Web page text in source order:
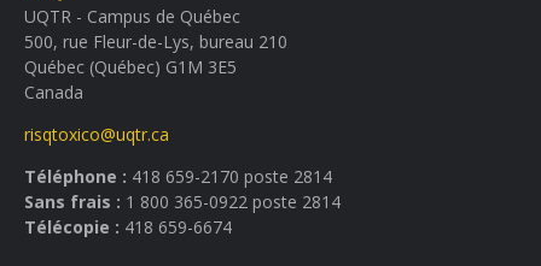
UQTR - Campus de Québec
500, rue Fleur-de-Lys, bureau 210
Québec (Québec) G1M 3E5
Canada
risqtoxico@uqtr.ca
Téléphone : 418 659-2170 poste 2814
Sans frais : 1 800 365-0922 poste 2814
Télécopie : 418 659-6674